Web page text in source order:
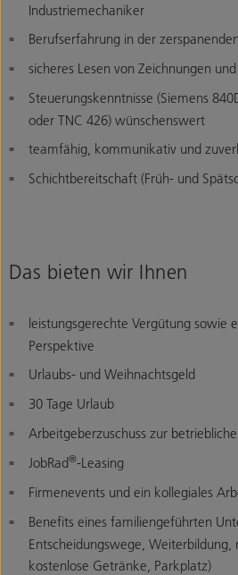
Industriemechaniker
Berufserfahrung in der
sicheres Lesen von Zeichnungen
Steuerungskenntnisse (Siemens
oder TNC 426) wünschenswert
teamfähig, kommunikativ und
Schichtbereitschaft (Früh- und
Das bieten wir Ihnen
leistungsgerechte Vergütung sowie
Perspektive
Urlaubs- und Weihnachtsgeld
30 Tage Urlaub
Arbeitgeberzuschuss zur
JobRad®-Leasing
Firmenevents und ein kollegiales
Benefits eines familiengeführten
Entscheidungswege,
kostenlose Getränke, Parkplatz)